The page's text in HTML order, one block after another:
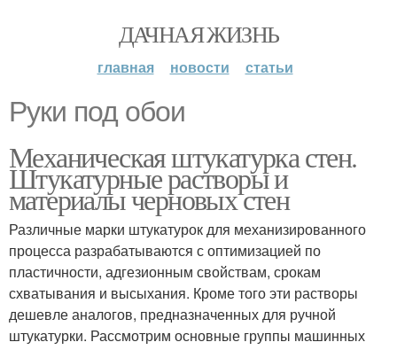
ДАЧНАЯ ЖИЗНЬ
главная новости статьи
Руки под обои
Механическая штукатурка стен.
Штукатурные растворы и
материалы черновых стен
Различные марки штукатурок для механизированного
процесса разрабатываются с оптимизацией по
пластичности, адгезионным свойствам, срокам
схватывания и высыхания. Кроме того эти растворы
дешевле аналогов, предназначенных для ручной
штукатурки. Рассмотрим основные группы машинных